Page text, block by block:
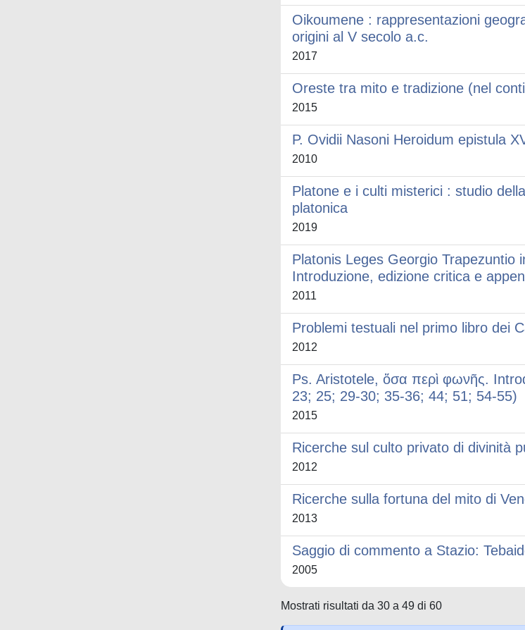
Oikoumene : rappresentazioni
origini al V secolo a.c.
2017
Oreste tra mito e tradizione (nel
2015
P. Ovidii Nasoni Heroidum epistula
2010
Platone e i culti misterici : studio
platonica
2019
Platonis Leges Georgio Trapezuntio
Introduzione, edizione critica e
2011
Problemi testuali nel primo libro dei
2012
Ps. Aristotele, ὅσα περὶ φωνῆς.
23; 25; 29-30; 35-36; 44; 51; 54-55)
2015
Ricerche sul culto privato di divinità
2012
Ricerche sulla fortuna del mito di
2013
Saggio di commento a Stazio:
2005
Mostrati risultati da 30 a 49 di 60